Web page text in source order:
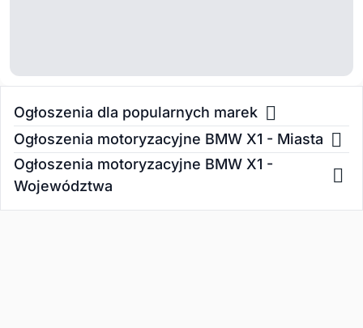
Ogłoszenia dla popularnych marek
Ogłoszenia motoryzacyjne BMW X1 - Miasta
Ogłoszenia motoryzacyjne BMW X1 -
Województwa